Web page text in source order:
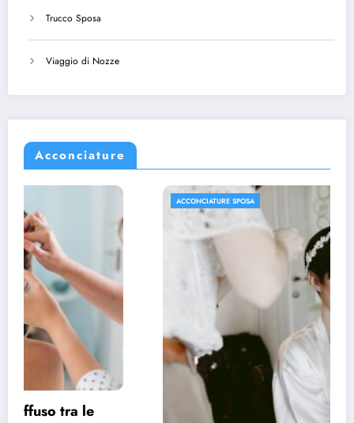
Trucco Sposa
Viaggio di Nozze
Acconciature